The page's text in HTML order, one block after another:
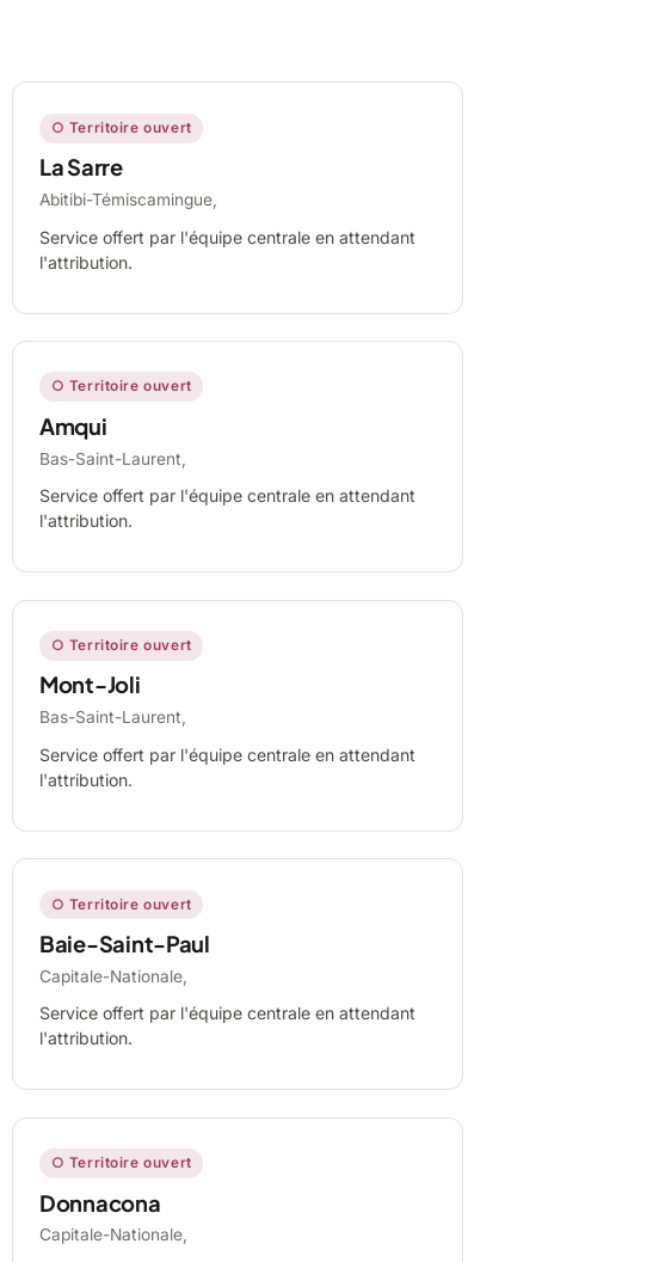
○ Territoire ouvert
La Sarre
Abitibi-Témiscamingue,
Service offert par l'équipe centrale en attendant
l'attribution.
○ Territoire ouvert
Amqui
Bas-Saint-Laurent,
Service offert par l'équipe centrale en attendant
l'attribution.
○ Territoire ouvert
Mont-Joli
Bas-Saint-Laurent,
Service offert par l'équipe centrale en attendant
l'attribution.
○ Territoire ouvert
Baie-Saint-Paul
Capitale-Nationale,
Service offert par l'équipe centrale en attendant
l'attribution.
○ Territoire ouvert
Donnacona
Capitale-Nationale,